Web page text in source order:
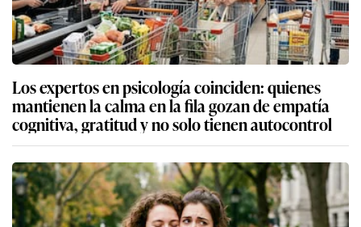
Los expertos en psicología coinciden: quienes
mantienen la calma en la fila gozan de empatía
cognitiva, gratitud y no solo tienen autocontrol